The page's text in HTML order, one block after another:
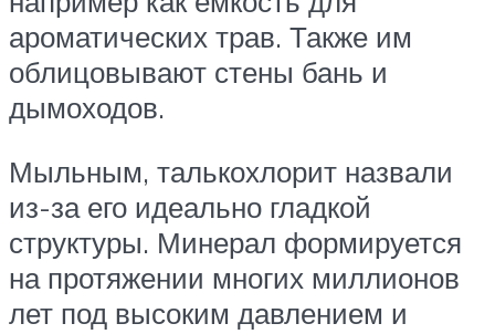
ароматических трав. Также им
облицовывают стены бань и
дымоходов.
Мыльным, талькохлорит назвали
из-за его идеально гладкой
структуры. Минерал формируется
на протяжении многих миллионов
лет под высоким давлением и